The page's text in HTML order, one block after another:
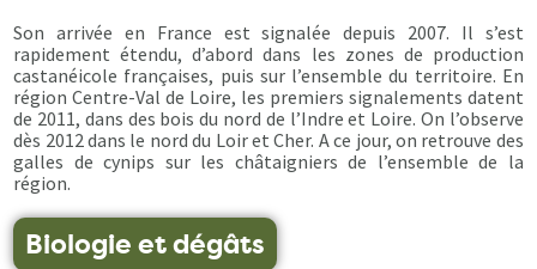
Son arrivée en France est signalée depuis 2007. Il s’est
rapidement étendu, d’abord dans les zones de production
castanéicole françaises, puis sur l’ensemble du territoire. En
région Centre-Val de Loire, les premiers signalements datent
de 2011, dans des bois du nord de l’Indre et Loire. On l’observe
dès 2012 dans le nord du Loir et Cher. A ce jour, on retrouve des
galles de cynips sur les châtaigniers de l’ensemble de la
région.
Biologie et dégâts